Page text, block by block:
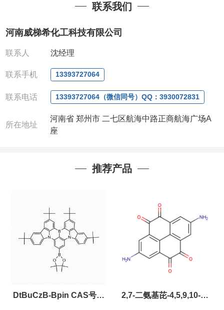
公司拥有一批长期从事精细化学品开发和生产的高级
店铺内只有部分产品，如需其他产品也可咨询定制！
产品详细价格、规格等请直接联系：
电话
:13393727064 / 0371-63377391
电或者QQ、微信联系)
款，如果您在工作中有用到的试剂，欢迎您随时联
系。出现质量问题，全额退款，并承担所有运费，欢
,价格好,售后服务更好!!选择阿尔法（威
也可联系。
联系我们
河南威梯希化工科技有限公司
联系人 沈经理
联系手机 13393727064
联系电话 13393727064（微信同号）QQ：3930072831
所在地址
河南省 郑州市 二七区航海中路正商航海广场A
座
推荐产品
DtBuCzB-Bpin CAS号： 2,7-二氨基芘-4,5,9,10-四